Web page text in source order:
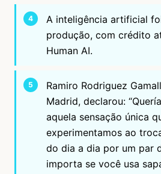
A inteligência artificial
produção, com crédito
Human AI.
Ramiro Rodriguez
Madrid, declarou:
aquela sensação única
experimentamos ao
do dia a dia por um par
importa se você usa